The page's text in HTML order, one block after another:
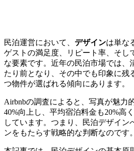
民泊運営において、 デザインは単な
ゲストの満足度、リピート率、そし
な要素です。近年の民泊市場では、
たり前となり、その中でも印象に残
つ物件が選ばれる傾向にあります。
Airbnbの調査によると、写真が魅力
40%向上し、平均宿泊料金も20%高
しています。つまり、民泊デザイン
ンをもたらす戦略的な判断なのです。